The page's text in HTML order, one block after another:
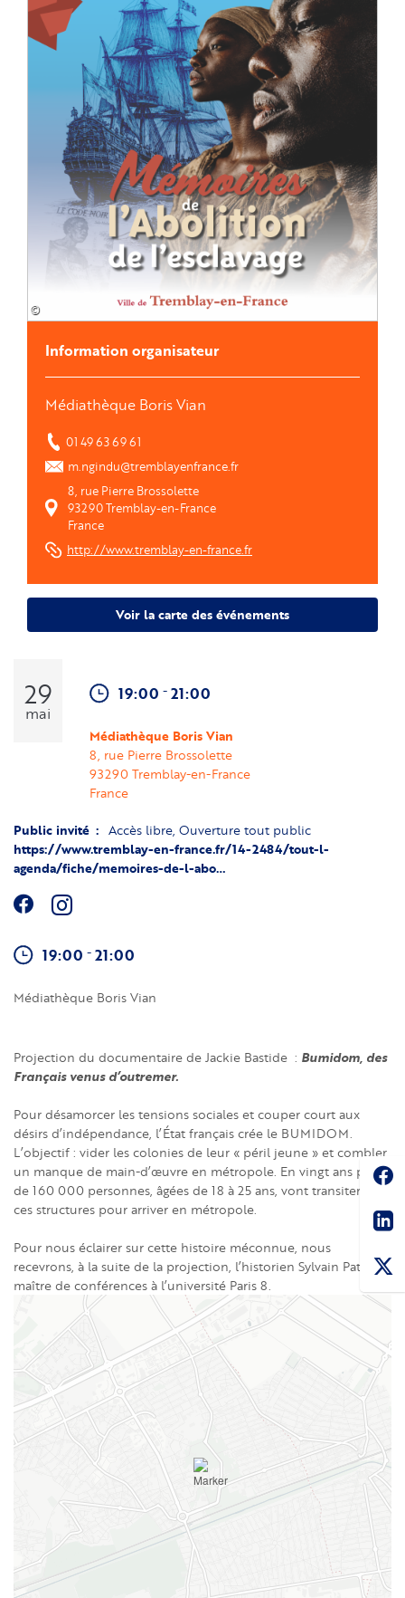
©
Information organisateur
Médiathèque Boris Vian
01 49 63 69 61
m.ngindu@tremblayenfrance.fr
8, rue Pierre Brossolette
93290Tremblay-en-France
France
http://www.tremblay-en-france.fr
Voir la carte des événements
29
mai
19:00 - 21:00
Médiathèque Boris Vian
8, rue Pierre Brossolette
93290 Tremblay-en-France
France
Public invité Accès libre Ouverture tout public
https://www.tremblay-en-france.fr/14-2484/tout-l-
agenda/fiche/memoires-de-l-abo…
19:00 - 21:00
Médiathèque Boris Vian
Projection du documentaire de Jackie Bastide : Bumidom, des
Français venus d’outremer.
Pour désamorcer les tensions sociales et couper court aux
désirs d’indépendance, l’État français crée le BUMIDOM.
L’objectif : vider les colonies de leur « péril jeune » et combler
un manque de main-d’œuvre en métropole. En vingt ans plus
de 160 000 personnes, âgées de 18 à 25 ans, vont transiter par
ces structures pour arriver en métropole.
Pour nous éclairer sur cette histoire méconnue, nous
recevrons, à la suite de la projection, l’historien Sylvain Pattieu,
maître de conférences à l’université Paris 8.